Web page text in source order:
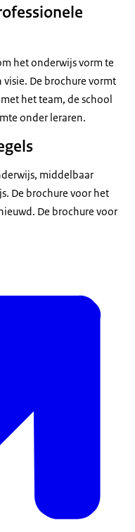
het onderwijs vorm te
De brochure vormt
het team, de school
onder leraren.
middelbaar
De brochure voor het
De brochure voor